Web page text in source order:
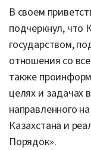
В своем
подчеркнул, что
государством,
отношения со
также
целях и задачах
направленного
Казахстана и
Порядок».